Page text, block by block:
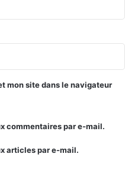
mon site dans le navigateur
commentaires par e-mail.
articles par e-mail.